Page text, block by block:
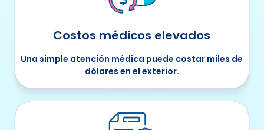
Costos médicos elevados
Una simple atención médica puede costar miles de
dólares en el exterior.